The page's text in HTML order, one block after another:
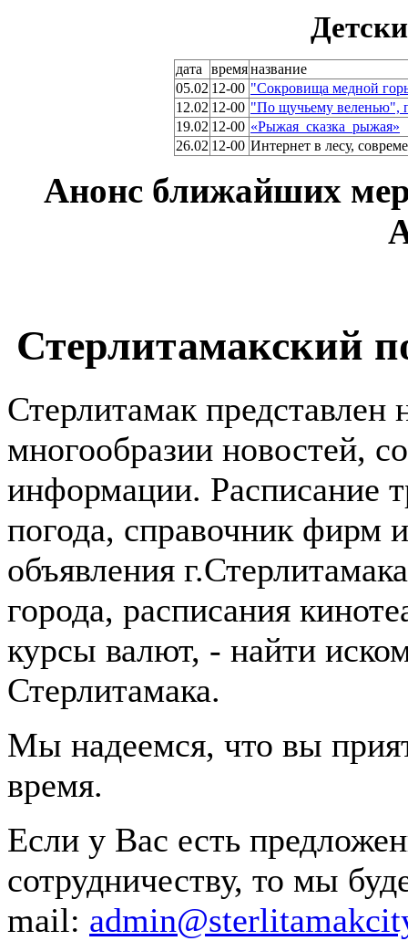
дата времяназвание
05.02 12-00 "Сокровища медной
12.02 12-00 "По щучьему веленью",
19.02 12-00 «Рыжая_сказка_рыжая»
26.02 12-00 Интернет в лесу,
Анонс ближайших
Стерлитамакский
Стерлитамак представлен
многообразии новостей,
информации. Расписание
погода, справочник фирм
объявления
города, расписания
курсы валют, - найти
Стерлитамака.
Мы надеемся, что вы
время.
Если у Вас есть
сотрудничеству, то мы
mail: